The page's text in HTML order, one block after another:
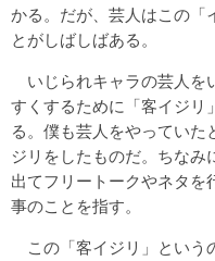
かる。だが、芸人はこの「
とがしばしばある。
いじられキャラの芸人を
すくするために「客イジリ
る。僕も芸人をやっていた
ジリをしたものだ。ちなみ
出てフリートークやネタを
事のことを指す。
この「客イジリ」という